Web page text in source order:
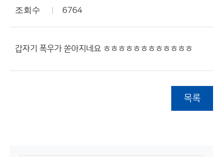
조회수 6764
갑자기 폭우가 쏟아지네요 ㅎㅎㅎㅎㅎㅎㅎㅎㅎㅎㅎㅎ
목록